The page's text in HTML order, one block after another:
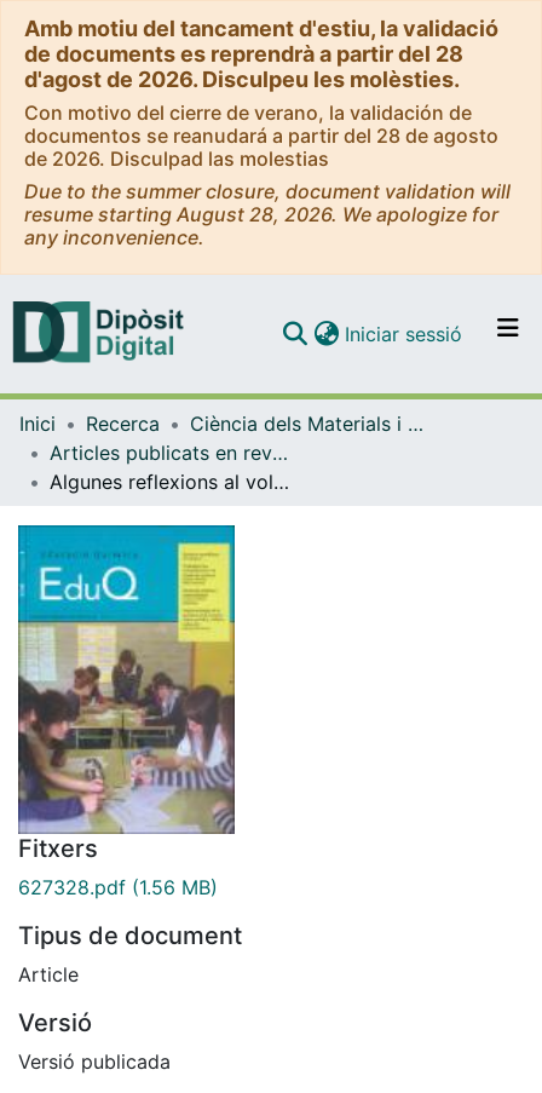
Amb motiu del tancament d'estiu, la validació
de documents es reprendrà a partir del 28
d'agost de 2026. Disculpeu les molèsties.
Con motivo del cierre de verano, la validación de
documentos se reanudará a partir del 28 de agosto
de 2026. Disculpad las molestias
Due to the summer closure, document validation will
resume starting August 28, 2026. We apologize for
any inconvenience.
Navega per tot el DD
Com publicar
Iniciar sessió (current)
Inici Recerca
Ciència dels Materials i Química Física
Articles publicats en revistes (Ciència dels Materials i Química Física)
Algunes reflexions al voltant del tractament de l'equilibri químic en el batxillerat
Fitxers
627328.pdf (1.56 MB)
Tipus de document
Article
Versió
Versió publicada